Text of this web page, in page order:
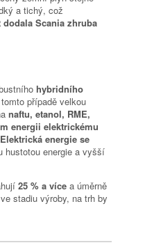
a tichý, což
dodala Scania zhruba
hybridního
případě velkou
naftu, etanol, RME,
energii elektrickému
energie se
hustotou energie a vyšší
25 % a více a úměrně
stadiu výroby, na trh by